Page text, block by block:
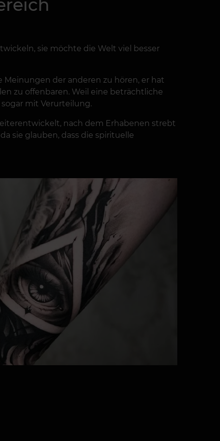
sie möchte die Welt viel besser
Meinungen der anderen zu hören, er hat
zu offenbaren. Weil eine beträchtliche
mit Verurteilung.
nach dem Erhabenen strebt
sie glauben, dass die spirituelle